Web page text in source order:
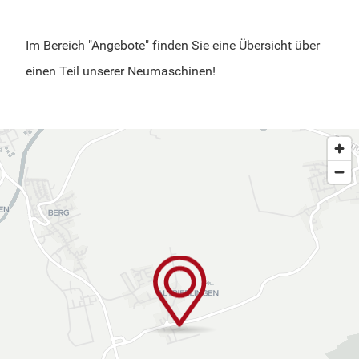
Im Bereich "Angebote" finden Sie eine Übersicht über
einen Teil unserer Neumaschinen!